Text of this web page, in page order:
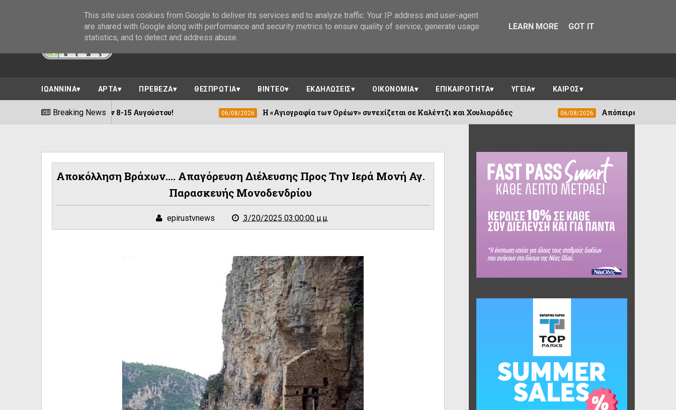
ΙΩΑΝΝΙΝΑ ΑΡΤΑ ΠΡΕΒΕΖΑ ΘΕΣΠΡΩΤΙΑ ΒΙΝΤΕΟ ΕΚΔΗΛΩΣΕΙΣ ΟΙΚΟΝΟΜΙΑ ΕΠΙΚΑΙΡΟΤΗΤΑ ΥΓΕΙΑ ΚΑΙΡΟΣ
Breaking News
8-15 Αυγούστου! 06/08/2026 Η «Αγιογραφία των Ορέων» συνεχίζεται σε Καλέντζι και Χουλιαράδες 06/08/2026 Απόπειρες τηλεφωνικής απάτης στο
Αποκόλληση Βράχων.... Απαγόρευση Διέλευσης Προς Την Ιερά Μονή Αγ.
Παρασκευής Μονοδενδρίου
epirustvnews 3/20/2025 03:00:00 μ.μ.
This site uses cookies from Google to deliver its services and to analyze traffic. Your IP address and user-agent
are shared with Google along with performance and security metrics to ensure quality of service, generate usage
statistics, and to detect and address abuse.
LEARN MORE GOT IT